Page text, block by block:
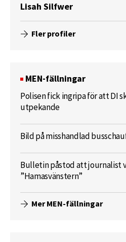
Lisah Silfwer
Fler profiler
MEN-fällningar
Polisen fick ingripa för att DI
utpekande
Bild på misshandlad
Bulletin påstod att journalist
”Hamasvänstern”
Mer MEN-fällningar